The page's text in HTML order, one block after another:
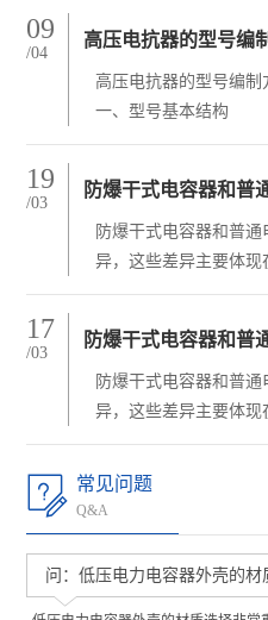
09
/04
高压电抗器的型号编
高压电抗器的型号编制
一、型号基本结构
高压电抗器的型号一
字母部分：表示电抗器
19
/03
防爆干式电容器和普
防爆干式电容器和普
异，这些差异主要体
用场景等方面。以下
17
/03
防爆干式电容器和普
防爆干式电容器和普
异，这些差异主要体
用场景等方面。以下
 常见问题
Q&A
问：低压电力电容器外壳的材